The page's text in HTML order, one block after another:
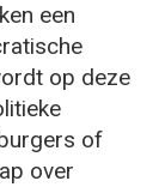
een
op deze
of
over